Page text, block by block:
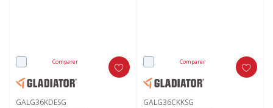
Comparer
GALG36KDESG
Comparer
GALG36CKKSG